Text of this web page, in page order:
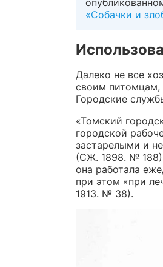
«Собачки и
Далеко не все
своим питомцам,
Городские
«Томский
городской
застарелыми и
(СЖ. 1898. №
она работала
при этом «при
1913. № 38).